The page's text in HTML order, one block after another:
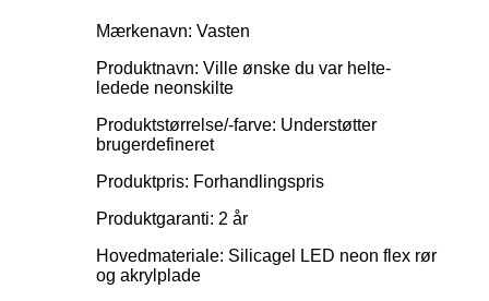
Mærkenavn: Vasten
Produktnavn: Ville ønske du var helte-
ledede neonskilte
Produktstørrelse/-farve: Understøtter
brugerdefineret
Produktpris: Forhandlingspris
Produktgaranti: 2 år
Hovedmateriale: Silicagel LED neon flex rør
og akrylplade